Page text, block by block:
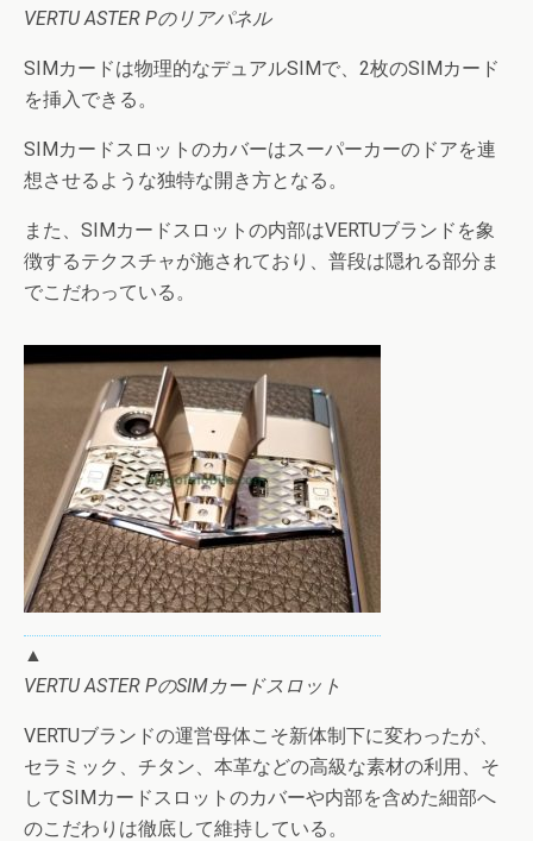
VERTU ASTER Pのリアパネル
SIMカードは物理的なデュアルSIMで、2枚のSIMカード
を挿入できる。
SIMカードスロットのカバーはスーパーカーのドアを連
想させるような独特な開き方となる。
また、SIMカードスロットの内部はVERTUブランドを象
徴するテクスチャが施されており、普段は隠れる部分ま
でこだわっている。
▲
VERTU ASTER PのSIMカードスロット
VERTUブランドの運営母体こそ新体制下に変わったが、
セラミック、チタン、本革などの高級な素材の利用、そ
してSIMカードスロットのカバーや内部を含めた細部へ
のこだわりは徹底して維持している。